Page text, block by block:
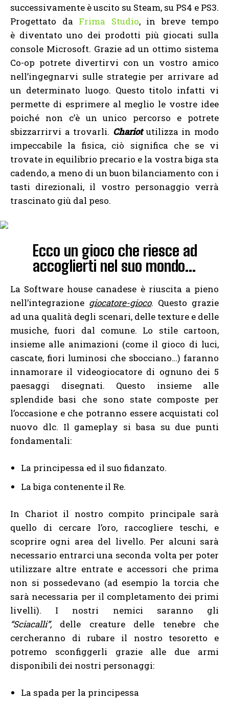
successivamente è uscito su Steam, su PS4 e PS3.
Progettato da Frima Studio, in breve tempo
è diventato uno dei prodotti più giocati sulla
console Microsoft. Grazie ad un ottimo sistema
Co-op potrete divertirvi con un vostro amico
nell’ingegnarvi sulle strategie per arrivare ad
un determinato luogo. Questo titolo infatti vi
permette di esprimere al meglio le vostre idee
poiché non c’è un unico percorso e potrete
sbizzarrirvi a trovarli. Chariotutilizza in modo
impeccabile la fisica, ciò significa che se vi
trovate in equilibrio precario e la vostra biga sta
cadendo, a meno di un buon bilanciamento con i
tasti direzionali, il vostro personaggio verrà
trascinato giù dal peso.
Ecco un gioco che riesce ad
accoglierti nel suo mondo…
La Software house canadese è riuscita a pieno
nell’integrazione giocatore-gioco. Questo grazie
ad una qualità degli scenari, delle texture e delle
musiche, fuori dal comune. Lo stile cartoon,
insieme alle animazioni (come il gioco di luci,
cascate, fiori luminosi che sbocciano…) faranno
innamorare il videogiocatore di ognuno dei 5
paesaggi disegnati. Questo insieme alle
splendide basi che sono state composte per
l’occasione e che potranno essere acquistati col
nuovo dlc. Il gameplay si basa su due punti
fondamentali:
La principessa ed il suo fidanzato.
La biga contenente il Re.
In Chariot il nostro compito principale sarà
quello di cercare l’oro, raccogliere teschi, e
scoprire ogni area del livello. Per alcuni sarà
necessario entrarci una seconda volta per poter
utilizzare altre entrate e accessori che prima
non si possedevano (ad esempio la torcia che
sarà necessaria per il completamento dei primi
livelli). I nostri nemici saranno gli
“Sciacalli”, delle creature delle tenebre che
cercheranno di rubare il nostro tesoretto e
potremo sconfiggerli grazie alle due armi
disponibili dei nostri personaggi:
La spada per la principessa